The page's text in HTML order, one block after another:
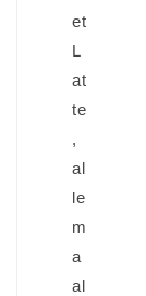
et
L
at
te
,
al
le
m
a
al